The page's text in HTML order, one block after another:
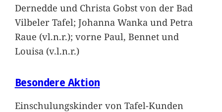
Dernedde und Christa Gobst von der Bad
Vilbeler Tafel; Johanna Wanka und Petra
Raue (vl.n.r.); vorne Paul, Bennet und
Louisa (v.l.n.r.)
Besondere Aktion
Einschulungskinder von Tafel-Kunden